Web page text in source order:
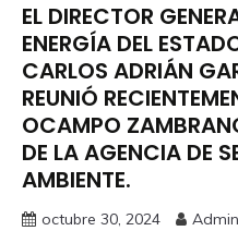
EL DIRECTOR
ENERGÍA DEL
CARLOS ADRIÁN
REUNIÓ
OCAMPO
DE LA AGENCIA DE
AMBIENTE.
octubre 30, 2024